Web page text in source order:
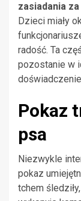
zasiadania
Dzieci miały
radość. Ta
pozostanie w
Pokaz
psa
Niezwykle
pokaz
tchem